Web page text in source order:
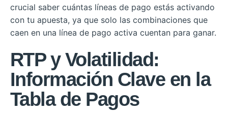
crucial saber cuántas líneas de pago estás activando
con tu apuesta, ya que solo las combinaciones que
caen en una línea de pago activa cuentan para ganar.
RTP y Volatilidad:
Información Clave en la
Tabla de Pagos